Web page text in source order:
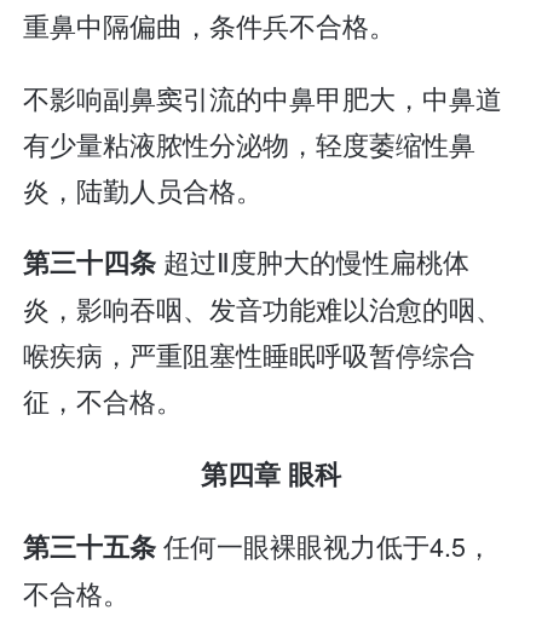
重鼻中隔偏曲，条件兵不合格。
不影响副鼻窦引流的中鼻甲肥大，中鼻道
有少量粘液脓性分泌物，轻度萎缩性鼻
炎，陆勤人员合格。
第三十四条 超过Ⅱ度肿大的慢性扁桃体
炎，影响吞咽、发音功能难以治愈的咽、
喉疾病，严重阻塞性睡眠呼吸暂停综合
征，不合格。
第四章 眼科
第三十五条任何一眼裸眼视力低于4.5，
不合格。